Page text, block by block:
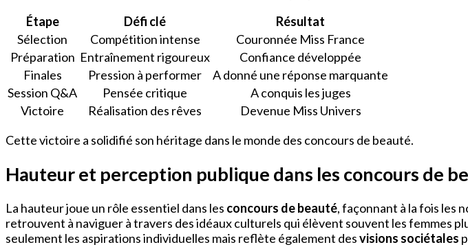
Étape
Défi clé
Résultat
Sélection
Compétition intense
Couronnée Miss France
Préparation Entraînement rigoureux
Confiance développée
Finales
Pression à performer
A donné une réponse marquante
Session Q&A
Pensée critique
A conquis les juges
Victoire
Réalisation des rêves
Devenue Miss Univers
Cette victoire a solidifié son héritage dans le monde des concours de beauté.
Hauteur et perception publique dans les concours de
La hauteur joue un rôle essentiel dans les concours de beauté, façonnant à la fois les
retrouvent à naviguer à travers des idéaux culturels qui élèvent souvent les femmes
seulement les aspirations individuelles mais reflète également desvisions sociétales